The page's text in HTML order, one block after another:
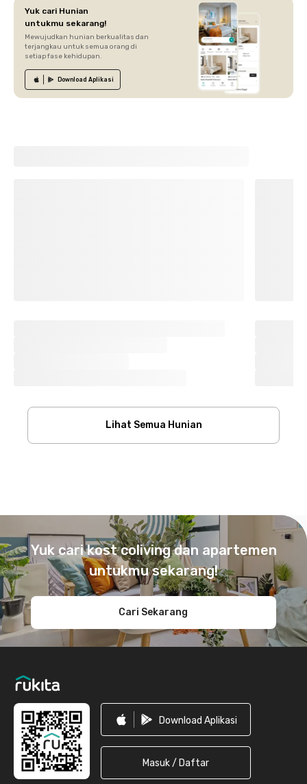
Yuk cari Hunian
untukmu sekarang!
Mewujudkan hunian berkualitas dan
terjangkau untuk semua orang di
setiap fase kehidupan.
Download Aplikasi
Lihat Semua Hunian
Yuk cari kost coliving dan apartemen
untukmu sekarang!
Cari Sekarang
Download Aplikasi
Masuk / Daftar